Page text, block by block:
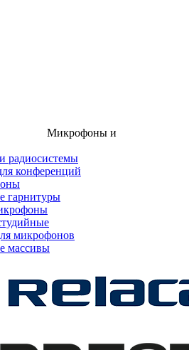
Микрофоны и
радиосистемы
конференций
гарнитуры
микрофонов
массивы